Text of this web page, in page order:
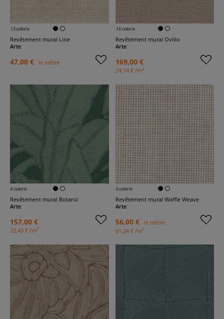
13 coloris
Revêtement mural Line
Arte
47,00 € le mètre
15 coloris
Revêtement mural Ovillo
Arte
169,00 €
24,14 € /m2
6 coloris
Revêtement mural Botanic
Arte
157,00 €
22,43 € /m2
5 coloris
Revêtement mural Waffle Weave
Arte
56,00 €
le mètre
61,24 € /m2